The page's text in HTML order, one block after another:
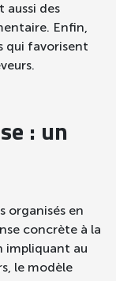
des
Enfin,
qui favorisent
: un
organisés en
concrète à la
impliquant au
le modèle